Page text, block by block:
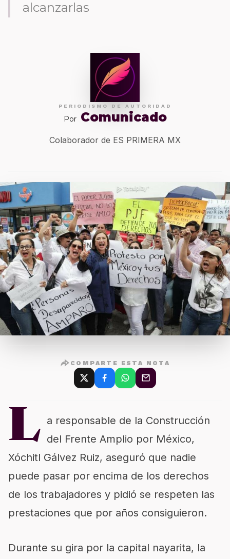
alcanzarlas
PERIODISMO DE AUTORIDAD
Por Comunicado
Colaborador de ES PRIMERA MX
COMPARTE ESTA NOTA
L a responsable de la Construcción
del Frente Amplio por México,
Xóchitl Gálvez Ruiz, aseguró que nadie
puede pasar por encima de los derechos
de los trabajadores y pidió se respeten las
prestaciones que por años consiguieron.
Durante su gira por la capital nayarita, la